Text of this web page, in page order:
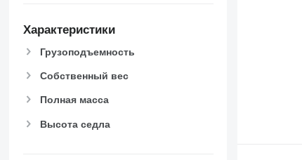
Характеристики
Грузоподъемность
Собственный вес
Полная масса
Высота седла